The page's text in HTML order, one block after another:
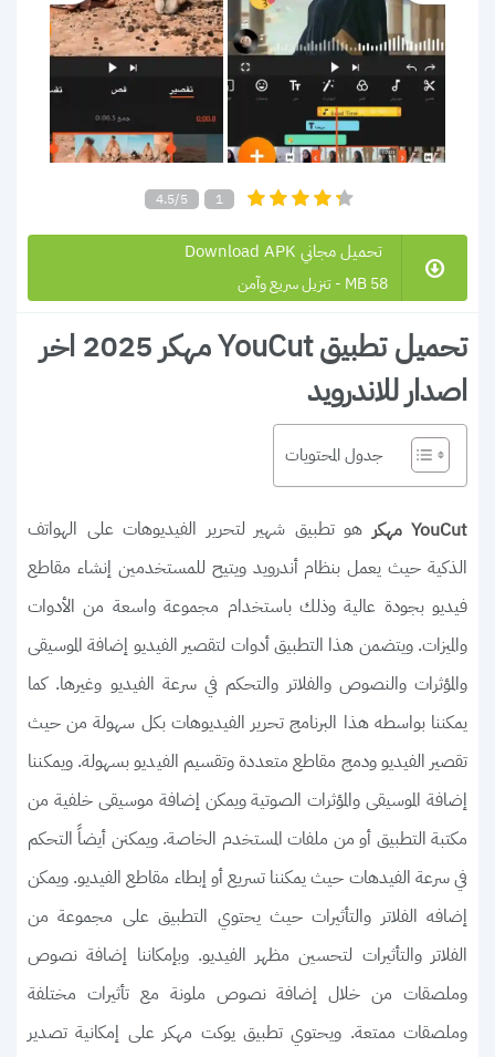
4.5/5 1
تحميل مجاني Download APK
58 MB - تنزيل سريع وآمن
تحميل تطبيق YouCut مهكر 2025 اخر
اصدار للاندرويد
جدول المحتويات
YouCut مهكر
هو تطبيق شهير لتحرير الفيديوهات على الهواتف
الذكية حيث يعمل بنظام أندرويد ويتيح للمستخدمين إنشاء مقاطع
فيديو بجودة عالية وذلك باستخدام مجموعة واسعة من الأدوات
والميزات. ويتضمن هذا التطبيق أدوات لتقصير الفيديو إضافة الموسيقى
والمؤثرات والنصوص والفلاتر والتحكم في سرعة الفيديو وغيرها. كما
يمكننا بواسطه هذا البرنامج تحرير الفيديوهات بكل سهولة من حيث
تقصير الفيديو ودمج مقاطع متعددة وتقسيم الفيديو بسهولة. ويمكننا
إضافة الموسيقى والمؤثرات الصوتية ويمكن إضافة موسيقى خلفية من
مكتبة التطبيق أو من ملفات المستخدم الخاصة. ويمكنن أيضاً التحكم
في سرعة الفيدهات حيث يمكننا تسريع أو إبطاء مقاطع الفيديو. ويمكن
إضافه الفلاتر والتأثيرات حيث يحتوي التطبيق على مجموعة من
الفلاتر والتأثيرات لتحسين مظهر الفيديو. وبإمكاننا إضافة نصوص
وملصقات من خلال إضافة نصوص ملونة مع تأثيرات مختلفة
وملصقات ممتعة. ويحتوي تطبيق يوكت مهكر على إمكانية تصدير